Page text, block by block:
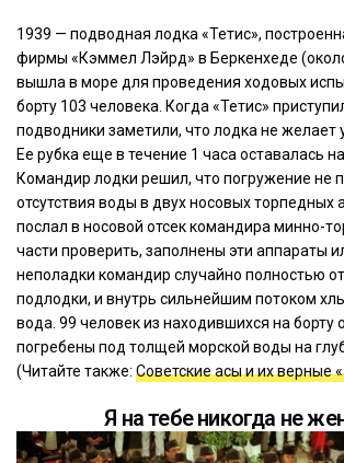
1939 — подводная лодка «Тетис»,
фирмы «Кэммел Лэйрд» в Беркенхеде
вышла в море для проведения ходовых
борту 103 человека. Когда «Тетис»
подводники заметили, что лодка не желает
Ее рубка еще в течение 1 часа оставалась
Командир лодки решил, что погружение не
отсутствия воды в двух носовых торпедных
послал в носовой отсек командира минно-
части проверить, заполнены эти аппараты
неполадки командир случайно полностью
подлодки, и внутрь сильнейшим потоком
вода. 99 человек из находившихся на борту
погребены под толщей морской воды на
(Читайте также: Советские асы и их верные
Я на тебе никогда не